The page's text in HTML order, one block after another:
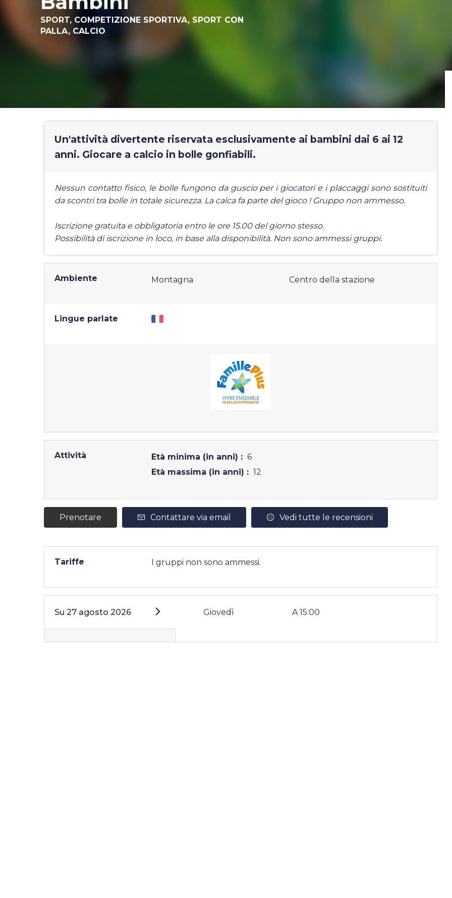
SPORT, COMPETIZIONE SPORTIVA, SPORT CON
PALLA, CALCIO
Un'attività divertente riservata esclusivamente ai bambini dai 6 ai 12
anni. Giocare a calcio in bolle gonfiabili.
Nessun contatto fisico, le bolle fungono da guscio per i giocatori e i placcaggi sono sostituiti
da scontri tra bolle in totale sicurezza. La calca fa parte del gioco ! Gruppo non ammesso.
Iscrizione gratuita e obbligatoria entro le ore 15.00 del giorno stesso.
Possibilità di iscrizione in loco, in base alla disponibilità. Non sono ammessi gruppi.
Ambiente Montagna Centro della stazione
Lingue parlate
Attività Età minima (in anni) : 6
Età massima (in anni) : 12
Prenotare Contattare via email Vedi tutte le recensioni
Tariffe I gruppi non sono ammessi.
Su 27 agosto 2026 Giovedì A 15:00